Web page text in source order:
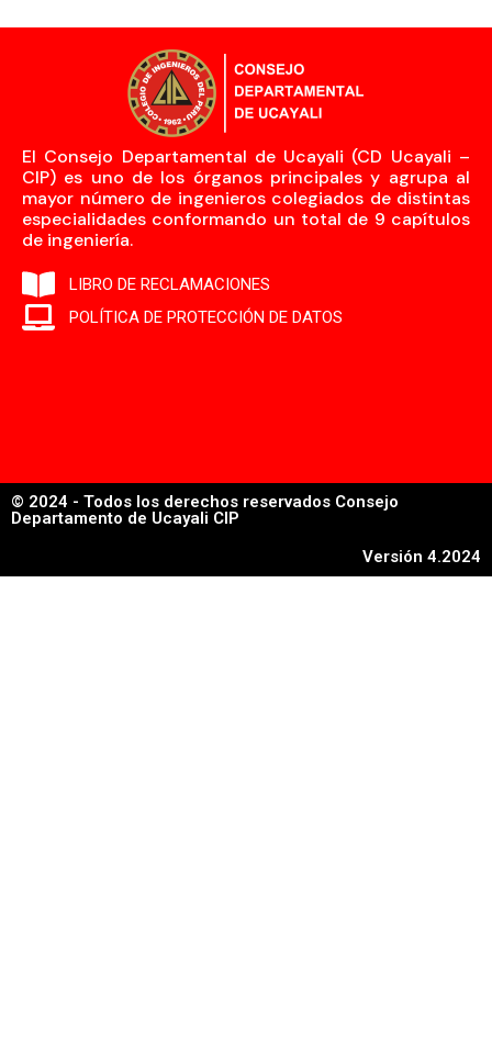
El Consejo Departamental de Ucayali (CD Ucayali –
CIP) es uno de los órganos principales y agrupa al
mayor número de ingenieros colegiados de distintas
especialidades conformando un total de 9 capítulos
de ingeniería.
LIBRO DE RECLAMACIONES
POLÍTICA DE PROTECCIÓN DE DATOS
© 2024 - Todos los derechos reservados Consejo
Departamento de Ucayali CIP
Versión 4.2024